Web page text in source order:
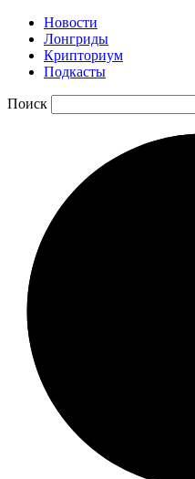
Новости
Лонгриды
Крипториум
Подкасты
Поиск